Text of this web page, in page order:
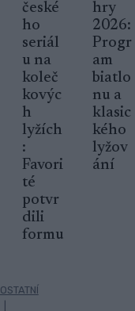
české
ho
seriál
u na
koleč
kovýc
h
lyžích
:
Favori
té
potvr
dili
formu
OSTATNÍ
hry
2026:
Progr
am
biatlo
nu a
klasic
kého
lyžov
ání